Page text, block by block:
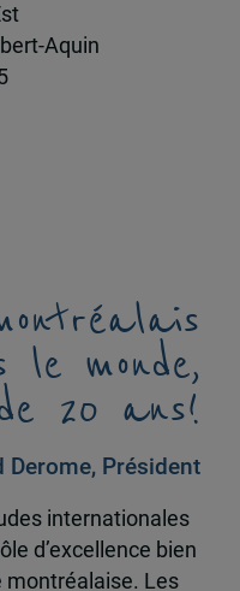
Aquin
le monde,
20 ans!
Derome, Président
internationales
d’excellence bien
montréalaise. Les